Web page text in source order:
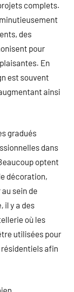
complets.
des
pour
En
est souvent
ainsi
gradués
dans
optent
décoration,
sein de
il y a des
où les
utilisées pour
afin